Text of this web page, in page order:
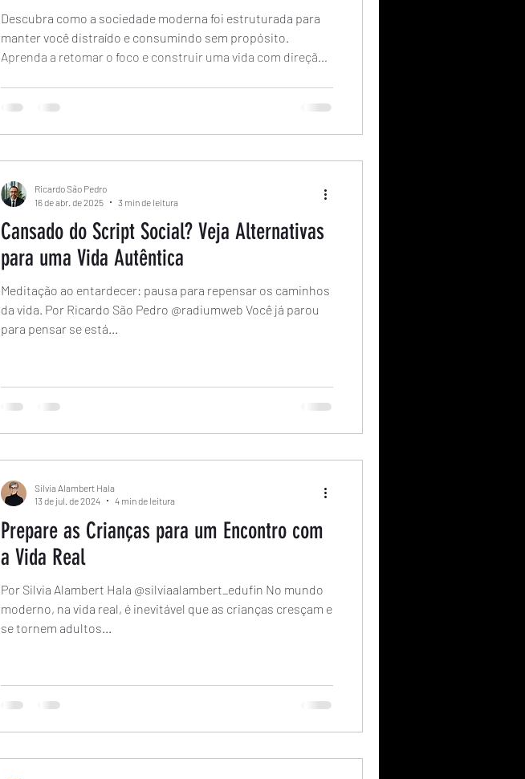
Descubra como a sociedade moderna foi estruturada para
manter você distraído e consumindo sem propósito.
Aprenda a retomar o foco e construir uma vida com direção
Cansado do Script Social? Veja Alternativas
para uma Vida Autêntica
Meditação ao entardecer: pausa para repensar os caminhos
da vida. Por Ricardo São Pedro @radiumweb Você já parou
para pensar se está...
Ricardo São Pedro
16 de abr. de 2025
3 min de leitura
Prepare as Crianças para um Encontro com
a Vida Real
Por Silvia Alambert Hala @silviaalambert_edufin No mundo
moderno, na vida real, é inevitável que as crianças cresçam e
se tornem adultos...
Silvia Alambert Hala
13 de jul. de 2024
4 min de leitura